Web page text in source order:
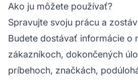
Ako ju môžete používať?
Spravujte svoju prácu a
Budete dostávať informácie o
zákazníkoch, dokončených
príbehoch, značkách,